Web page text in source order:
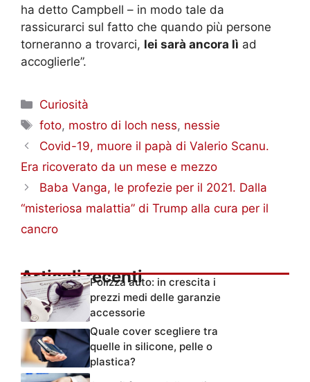
ha detto Campbell – in modo tale da
rassicurarci sul fatto che quando più persone
torneranno a trovarci, lei sarà ancora lì ad
accoglierle”.
Categorie
Curiosità
Tag
foto, mostro di loch ness, nessie
Covid-19, muore il papà di Valerio Scanu.
Era ricoverato da un mese e mezzo
Baba Vanga, le profezie per il 2021. Dalla
“misteriosa malattia” di Trump alla cura per il
cancro
Articoli recentiPolizza auto: in crescita i
prezzi medi delle garanzie
accessorie
Quale cover scegliere tra
quelle in silicone, pelle o
plastica?